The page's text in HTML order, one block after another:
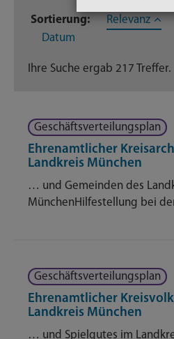
Dateien
Nachrichten
Themenseite
Veröffentlichungen
Sortierung: Relevanz
Datum
Ihre Suche ergab 217 Treffer.
Geschäftsverteilungsplan
Ehrenamtlicher
Landkreis München
… und Gemeinden des
MünchenHilfestellung bei
Geschäftsverteilungsplan
Ehrenamtlicher
Landkreis München
… und Spielgutes im